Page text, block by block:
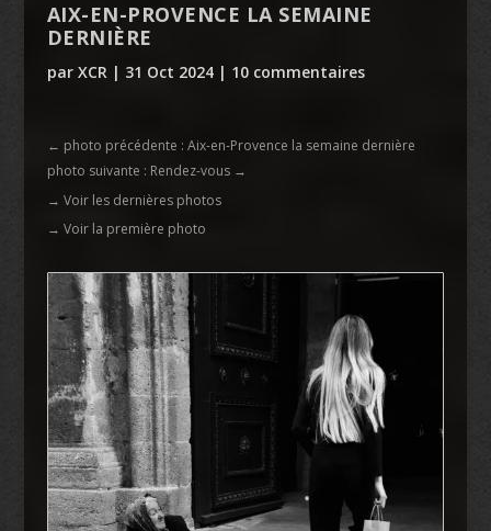
AIX-EN-PROVENCE LA SEMAINE
DERNIÈRE
par XCR| 31 Oct 2024| 10 commentaires
← photo précédente : Aix-en-Provence la semaine dernière
photo suivante : Rendez-vous→
→ Voir les dernières photos
→ Voir la première photo